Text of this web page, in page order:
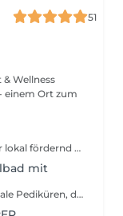
51
Wellness
einem Ort zum
Die Fußreflexzonenmassage wirkt nicht nur lokal fördernd auf die Durchblutung sowie lockernd auf Sehnen und Muskeln.
mit
Wellness Pediküren dauern länger als normale Pediküren, da sie zusätzliche Leistungen wie ein Fußbad, eine Fußmassage, ein Peeling, eine heiße Handtuchmassage und ein Paraffinwachsbad beinhalten. GRATIS: Handmaske mit Sheabutter. Ideal für trockene und rissige Hände, die eine intensive Pflege benötigen!